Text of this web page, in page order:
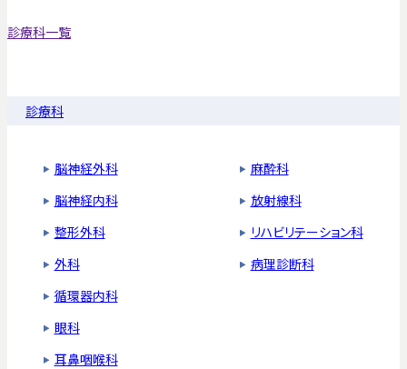
診療科一覧
診療科
脳神経外科
脳神経内科
整形外科
外科
循環器内科
眼科
耳鼻咽喉科
麻酔科
放射線科
リハビリテーション科
病理診断科